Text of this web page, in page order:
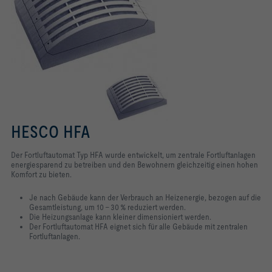
HESCO HFA
Der Fortluftautomat Typ HFA wurde entwickelt, um zentrale Fortluftanlagen
energiesparend zu betreiben und den Bewohnern gleichzeitig einen hohen
Komfort zu bieten.
Je nach Gebäude kann der Verbrauch an Heizenergie, bezogen auf die
Gesamtleistung, um 10 – 30 % reduziert werden.
Die Heizungsanlage kann kleiner dimensioniert werden.
Der Fortluftautomat HFA eignet sich für alle Gebäude mit zentralen
Fortluftanlagen.